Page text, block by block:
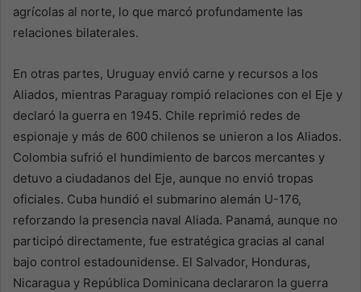
agrícolas al norte, lo que marcó profundamente las
relaciones bilaterales.
En otras partes, Uruguay envió carne y recursos a los
Aliados, mientras Paraguay rompió relaciones con el Eje y
declaró la guerra en 1945. Chile reprimió redes de
espionaje y más de 600 chilenos se unieron a los Aliados.
Colombia sufrió el hundimiento de barcos mercantes y
detuvo a ciudadanos del Eje, aunque no envió tropas
oficiales. Cuba hundió el submarino alemán U-176,
reforzando la presencia naval Aliada. Panamá, aunque no
participó directamente, fue estratégica gracias al canal
bajo control estadounidense. El Salvador, Honduras,
Nicaragua y República Dominicana declararon la guerra